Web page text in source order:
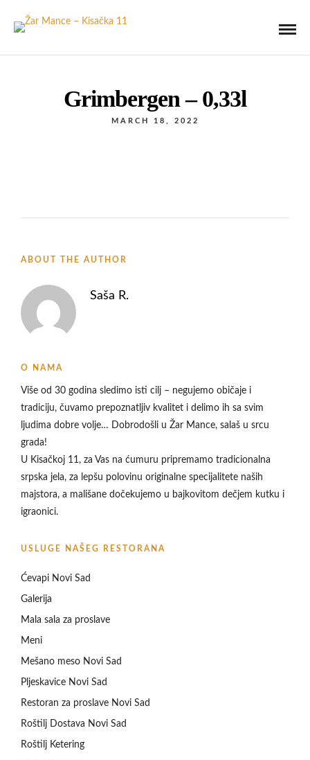
Grimbergen – 0,33l
MARCH 18, 2022
ABOUT THE AUTHOR
Saša R.
O NAMA
Više od 30 godina sledimo isti cilj – negujemo običaje i
tradiciju, čuvamo prepoznatljiv kvalitet i delimo ih sa svim
ljudima dobre volje… Dobrodošli u Žar Mance, salaš u srcu
grada!
U Kisačkoj 11, za Vas na ćumuru pripremamo tradicionalna
srpska jela, za lepšu polovinu originalne specijalitete naših
majstora, a mališane dočekujemo u bajkovitom dečjem kutku i
igraonici.
USLUGE NAŠEG RESTORANA
Ćevapi Novi Sad
Galerija
Mala sala za proslave
Meni
Mešano meso Novi Sad
Pljeskavice Novi Sad
Restoran za proslave Novi Sad
Roštilj Dostava Novi Sad
Roštilj Ketering